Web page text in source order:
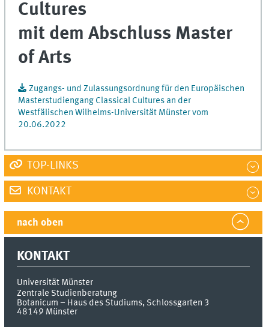
Cultures
mit dem Abschluss Master
of Arts
Zugangs- und Zulassungsordnung für den Europäischen
Masterstudiengang Classical Cultures an der
Westfälischen Wilhelms-Universität Münster vom
20.06.2022
TOP-LINKS
KONTAKT
nach oben
KONTAKT
Universität Münster
Zentrale Studienberatung
Botanicum – Haus des Studiums, Schlossgarten 3
48149 Münster